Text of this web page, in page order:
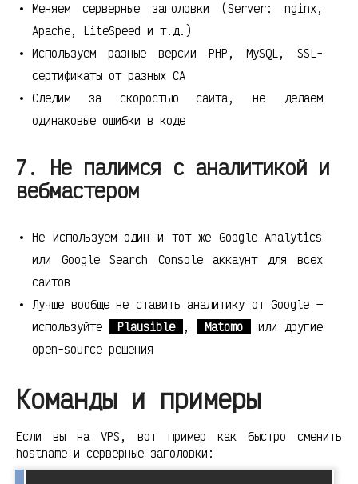
Меняем серверные заголовки (Server: nginx,
Apache, LiteSpeed и т.д.)
Используем разные версии PHP, MySQL, SSL-
сертификаты от разных CA
Следим за скоростью сайта, не делаем
одинаковые ошибки в коде
7. Не палимся с аналитикой и
вебмастером
Не используем один и тот же Google Analytics
или Google Search Console аккаунт для всех
сайтов
Лучше вообще не ставить аналитику от Google —
используйте
Plausible , Matomo
или другие
open-source решения
Команды и примеры
Если вы на VPS, вот пример как быстро сменить
hostname и серверные заголовки: